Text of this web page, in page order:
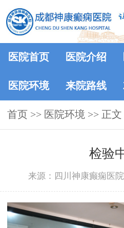
医院首页 医院介绍
医院环境 来院路线
首页 >> 医院环境 >> 正文
检验
来源：四川神康癫痫医院